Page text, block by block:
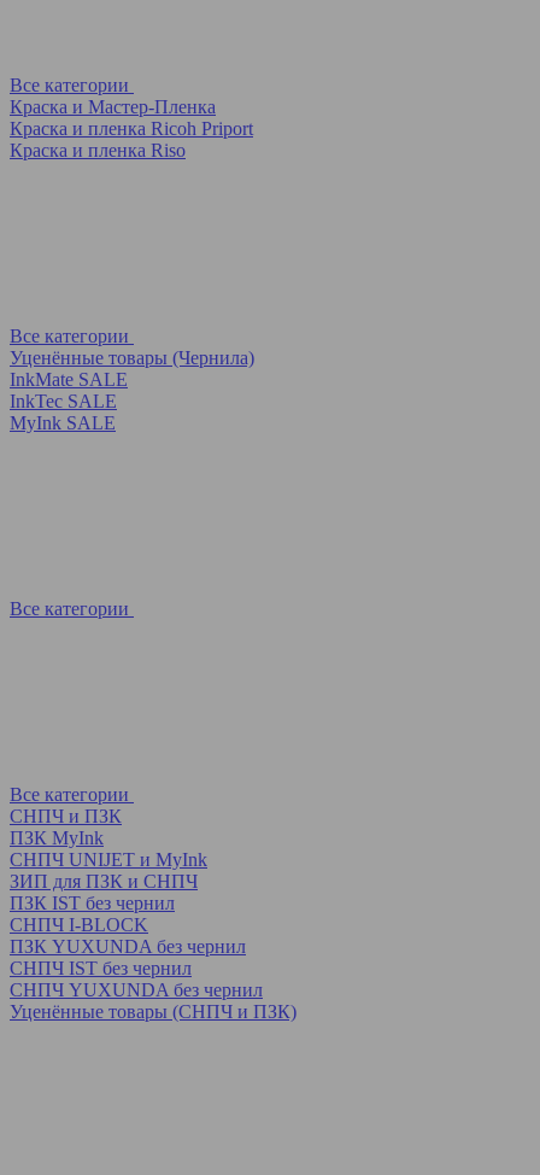
Все категории
Краска и Мастер-Пленка
Краска и пленка Ricoh Priport
Краска и пленка Riso
Все категории
Уценённые товары (Чернила)
InkMate SALE
InkTec SALE
MyInk SALE
Все категории
Все категории
СНПЧ и ПЗК
ПЗК MyInk
СНПЧ UNIJET и MyInk
ЗИП для ПЗК и СНПЧ
ПЗК IST без чернил
СНПЧ I-BLOCK
ПЗК YUXUNDA без чернил
СНПЧ IST без чернил
СНПЧ YUXUNDA без чернил
Уценённые товары (СНПЧ и ПЗК)